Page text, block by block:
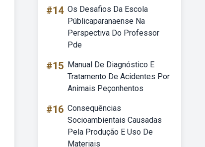
#14 Os Desafios Da Escola
Públicaparanaense Na
Perspectiva Do Professor
Pde
#15 Manual De Diagnóstico E
Tratamento De Acidentes Por
Animais Peçonhentos
#16 Consequências
Socioambientais Causadas
Pela Produção E Uso De
Materiais